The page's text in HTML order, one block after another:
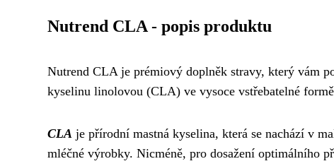
Nutrend CLA - popis produktu
Nutrend CLA je prémiový doplněk stravy, který vám
kyselinu linolovou (CLA) ve vysoce vstřebatelné
CLA je přírodní mastná kyselina, která se nachází v
mléčné výrobky. Nicméně, pro dosažení optimálního